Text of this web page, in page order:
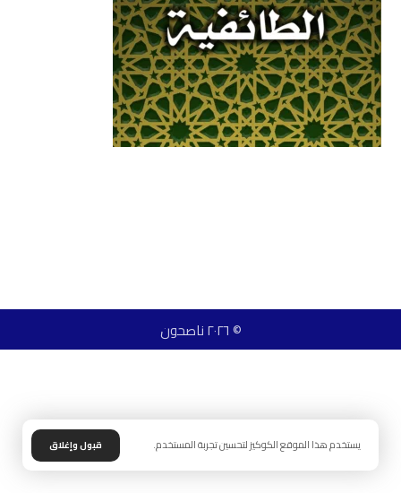
© ٢٠٢٦ ناصحون
يستخدم هذا الموقع الكوكيز لتحسين تجربة المستخدم. قبول وإغلاق